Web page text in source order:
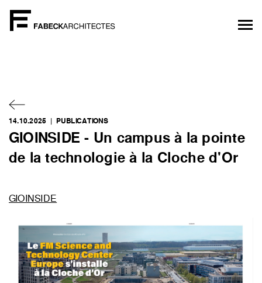
14.10.2025 | PUBLICATIONS
GIOINSIDE - Un campus à la pointe
de la technologie à la Cloche d'Or
GIOINSIDE